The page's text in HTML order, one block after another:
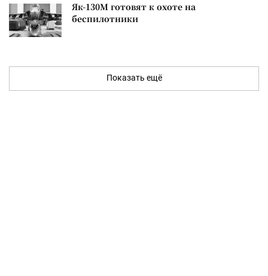
Як-130М готовят к охоте на
беспилотники
Показать ещё